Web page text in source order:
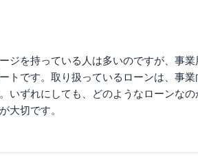
ジを持っている人は多いのですが、事
トです。取り扱っているローンは、事
いずれにしても、どのようなローンな
大切です。